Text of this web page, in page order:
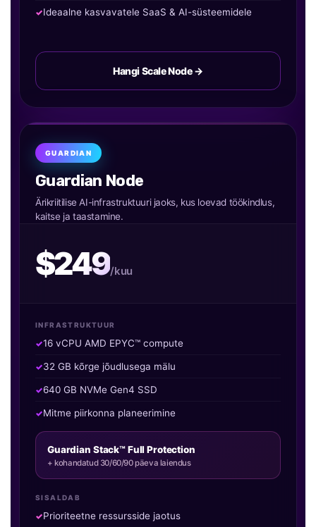
Ideaalne kasvavatele SaaS & AI-süsteemidele
Hangi Scale Node →
GUARDIAN
Guardian Node
Ärikriitilise AI-infrastruktuuri jaoks, kus loevad töökindlus,
kaitse ja taastamine.
$249/kuu
INFRASTRUKTUUR
16 vCPU AMD EPYC™ compute
32 GB kõrge jõudlusega mälu
640 GB NVMe Gen4 SSD
Mitme piirkonna planeerimine
Guardian Stack™ Full Protection
+ kohandatud 30/60/90 päeva laiendus
SISALDAB
Prioriteetne ressursside jaotus